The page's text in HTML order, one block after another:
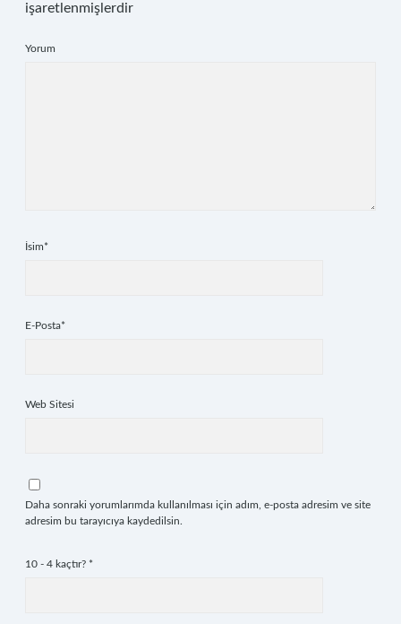
işaretlenmişlerdir
Yorum
İsim*
E-Posta*
Web Sitesi
Daha sonraki yorumlarımda kullanılması için adım, e-posta adresim ve site
adresim bu tarayıcıya kaydedilsin.
10 - 4 kaçtır? *